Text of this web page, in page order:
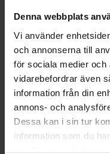
Denna webbplats
Vi använder
och annonserna till
för sociala medier
vidarebefordrar även
information från din
annons- och
Dessa kan i sin tur
information som du
Utbildning· Karriär
Executive
Management
Utbildning med
Utveckla ditt